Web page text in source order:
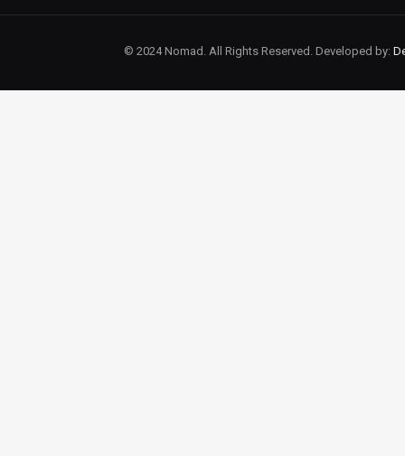
© 2024 Nomad. All Rights Reserved. Developed by: